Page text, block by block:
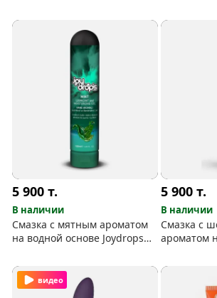
5 900т.
В наличии
Смазка с мятным ароматом
на водной основе Joydrops
5 900т.
В наличии
Смазка с
ароматом
видео